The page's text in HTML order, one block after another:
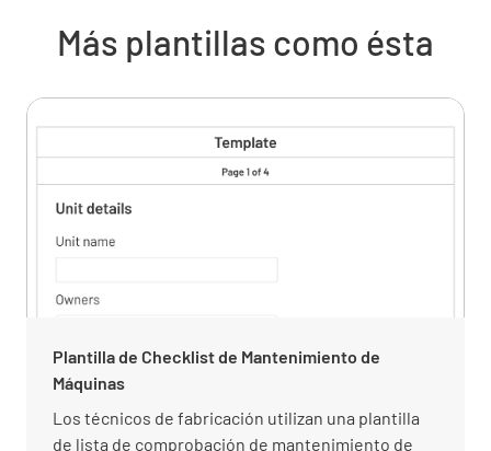
Alcance de la instalación y limitaciones
en este informe
Limitaciones acordadas (incluyendo las
pruebas
Más plantillas como ésta
Plantilla de Checklist de Mantenimiento de
Máquinas
Los técnicos de fabricación utilizan una plantilla
de lista de comprobación de mantenimiento de